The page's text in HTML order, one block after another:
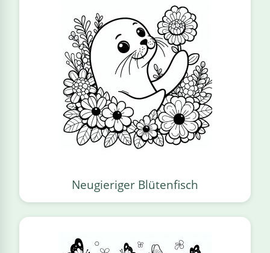
Neugieriger Blütenfisch